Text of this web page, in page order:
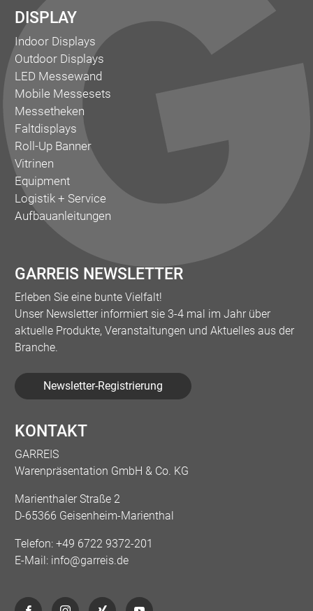
DISPLAY
Indoor Displays
Outdoor Displays
LED Messewand
Mobile Messesets
Messetheken
Faltdisplays
Roll-Up Banner
Vitrinen
Equipment
Logistik + Service
Aufbauanleitungen
GARREIS NEWSLETTER
Erleben Sie eine bunte Vielfalt!
Unser Newsletter informiert sie 3-4 mal im Jahr über
aktuelle Produkte, Veranstaltungen und Aktuelles aus der
Branche.
Newsletter-Registrierung
KONTAKT
GARREIS
Warenpräsentation GmbH & Co. KG
Marienthaler Straße 2
D-65366 Geisenheim-Marienthal
Telefon: +49 6722 9372-201
E-Mail: info@garreis.de